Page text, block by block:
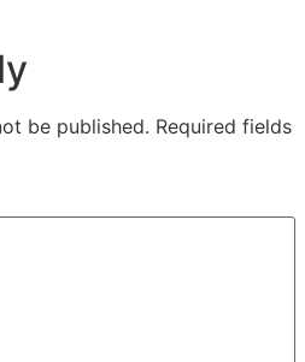
be published. Required fields